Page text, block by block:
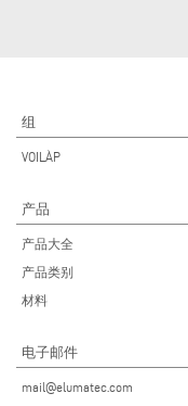
组
VOILÀP
产品
产品大全
产品类别
材料
电子邮件
mail@elumatec.com